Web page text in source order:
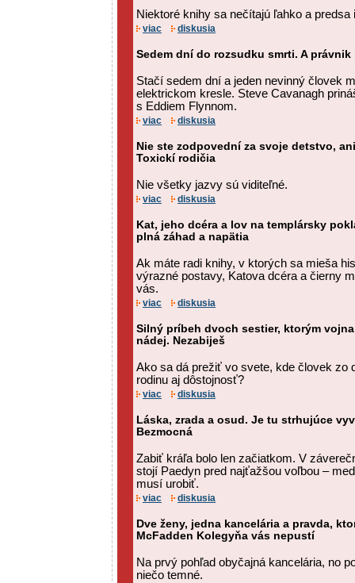
Niektoré knihy sa nečítajú ľahko a
viac diskusia
Sedem dní do rozsudku smrti. A
Stačí sedem dní a jeden nevinný človek
elektrickom kresle. Steve Cavanagh
s Eddiem Flynnom.
viac diskusia
Nie ste zodpovední za svoje detstvo,
Toxickí rodičia
Nie všetky jazvy sú viditeľné.
viac diskusia
Kat, jeho dcéra a lov na templársky
plná záhad a napätia
Ak máte radi knihy, v ktorých sa mieša
výrazné postavy, Katova dcéra a čierny
vás.
viac diskusia
Silný príbeh dvoch sestier, ktorým
nádej. Nezabiješ
Ako sa dá prežiť vo svete, kde človek zo
rodinu aj dôstojnosť?
viac diskusia
Láska, zrada a osud. Je tu strhujúce
Bezmocná
Zabiť kráľa bolo len začiatkom. V
stojí Paedyn pred najťažšou voľbou –
musí urobiť.
viac diskusia
Dve ženy, jedna kancelária a pravda,
McFadden Kolegyňa vás nepustí
Na prvý pohľad obyčajná kancelária, no
niečo temné.